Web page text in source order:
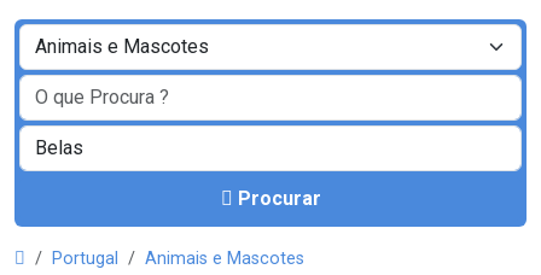
Procurar
Portugal
Animais e Mascotes